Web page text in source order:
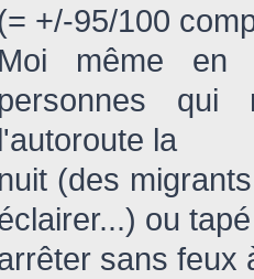
+/-95/100
Moi même en
personnes
l'autoroute la
nuit (des
ou
sans feux